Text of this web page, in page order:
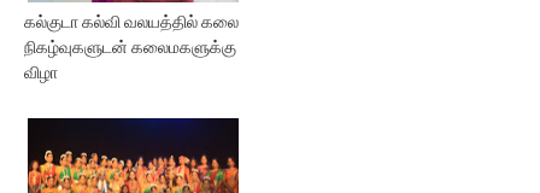
கல்குடா கல்வி வலயத்தில் கலை
நிகழ்வுகளுடன் கலைமகளுக்கு
விழா